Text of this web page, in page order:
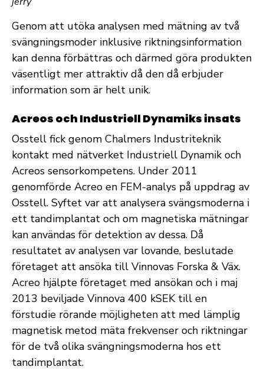
Genom att utöka analysen med mätning av två
svängningsmoder inklusive riktningsinformation
kan denna förbättras och därmed göra produkten
väsentligt mer attraktiv då den då erbjuder
information som är helt unik.
Acreos och Industriell Dynamiks insats
Osstell fick genom Chalmers Industriteknik
kontakt med nätverket Industriell Dynamik och
Acreos sensorkompetens. Under 2011
genomförde Acreo en FEM-analys på uppdrag av
Osstell. Syftet var att analysera svängsmoderna i
ett tandimplantat och om magnetiska mätningar
kan användas för detektion av dessa. Då
resultatet av analysen var lovande, beslutade
företaget att ansöka till Vinnovas Forska & Väx.
Acreo hjälpte företaget med ansökan och i maj
2013 beviljade Vinnova 400 kSEK till en
förstudie rörande möjligheten att med lämplig
magnetisk metod mäta frekvenser och riktningar
för de två olika svängningsmoderna hos ett
tandimplantat.